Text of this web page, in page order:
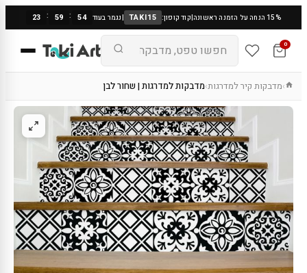
15% הנחה על הזמנה ראשונה |קוד קופון: TAKI15
|נגמר בעוד 23 : 59 : 53
0
›מדבקות קיר למדרגות›מדבקות למדרגות | שחור לבן